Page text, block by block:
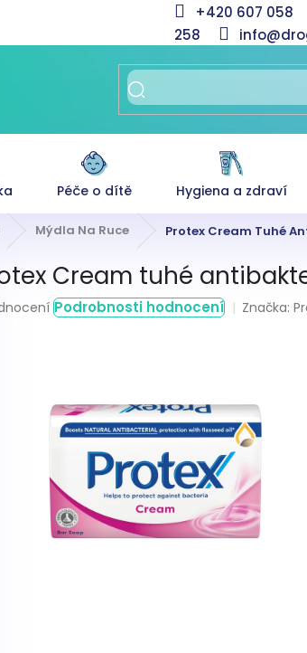
+420 607 058
258
Péče o dítě Hygiena a zdraví
Mýdla Na Ruce Protex Cream Tuhé
Cream tuhé
Podrobnosti hodnocení Značka: